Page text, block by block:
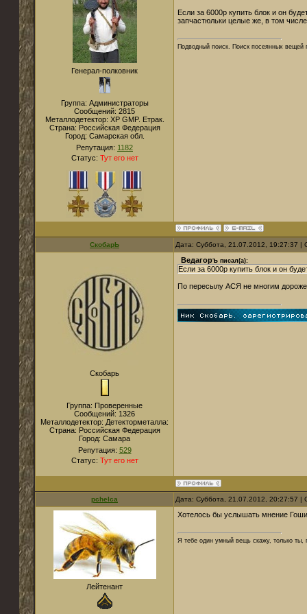
Генерал-полковник
Группа: Администраторы
Сообщений: 2815
Металлодетектор: XP GMP. Етрак.
Страна: Российская Федерация
Город: Самарская обл.
Репутация: 1182
Статус: Тут его нет
Если за 6000р купить блок и он
запчастюльки целые же, в том
Подводный поиск. Поиск посеянных вещей
СкобарЬ Дата: Суббота, 21.07.2012, 19:27:37
Скобарь
Группа: Проверенные
Сообщений: 1326
Металлодетектор: Детекторметалла:
Страна: Российская Федерация
Город: Самара
Репутация: 529
Статус: Тут его нет
Ведагоръ писал(а):
Если за 6000р купить блок и он
По пересылу АСЯ не многим дороже
pchelca Дата: Суббота, 21.07.2012, 20:27:57
Лейтенант
Хотелось бы услышать мнение
Я тебе один умный вещь скажу, только ты,